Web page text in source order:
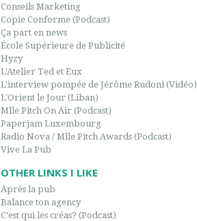
Conseils Marketing
Copie Conforme (Podcast)
Ça part en news
École Supérieure de Publicité
Hyzy
L'Atelier Ted et Eux
L'interview pompée de Jérôme Rudoni (Vidéo)
L'Orient le Jour (Liban)
Mlle Pitch On Air (Podcast)
Paperjam Luxembourg
Radio Nova / Mlle Pitch Awards (Podcast)
Vive La Pub
OTHER LINKS I LIKE
Après la pub
Balance ton agency
C'est qui les créas? (Podcast)